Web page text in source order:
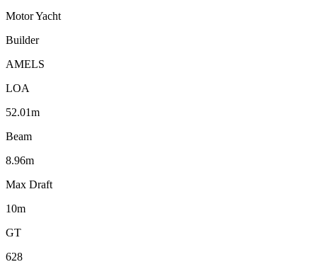
Motor Yacht
Builder
AMELS
LOA
52.01m
Beam
8.96m
Max Draft
10m
GT
628